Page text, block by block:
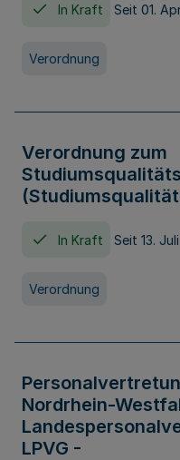
In Kraft Seit 01.
Verordnung
Verordnung zum
In Kraft Seit 13. Juli
Verordnung
Nordrhein-
LPVG -